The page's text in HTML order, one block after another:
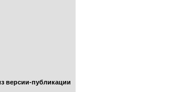
версии-публикации